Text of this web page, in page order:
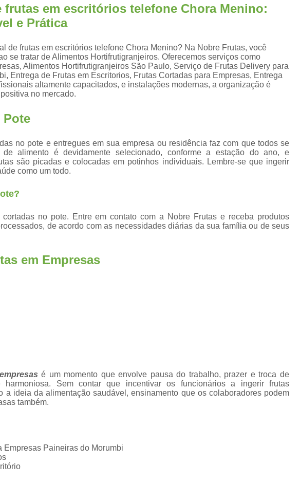
Kit lanche
Saladas de
frutas para
empresas
Entrega de Frutas Processadas
Entrega de Frutas
Entrega de Frutas
Entrega Diária de
Entrega Semanal de
Fornecimento de
Fornecimento de
Fornecimento Semanal
Frutas Frescas para Empresas Santos
Serviço de Frutas para Empresas
Entrega de Fruta para Escritório
Frutas Higienizadas Dentro do
Frutas Higienizadas no Pote
frutas em escritórios telefone Chora Menino:
e Prática
de frutas em escritórios telefone Chora Menino? Na Nobre Frutas, você
se tratar de Alimentos Hortifrutigranjeiros. Oferecemos serviços como
Alimentos Hortifrutigranjeiros São Paulo, Serviço de Frutas Delivery para
Entrega de Frutas em Escritorios, Frutas Cortadas para Empresas, Entrega
altamente capacitados, e instalações modernas, a organização é
no mercado.
Pote
no pote e entregues em sua empresa ou residência faz com que todos se
alimento é devidamente selecionado, conforme a estação do ano, e
são picadas e colocadas em potinhos individuais. Lembre-se que ingerir
como um todo.
no pote. Entre em contato com a Nobre Frutas e receba produtos
de acordo com as necessidades diárias da sua família ou de seus
em Empresas
é um momento que envolve pausa do trabalho, prazer e troca de
Sem contar que incentivar os funcionários a ingerir frutas
a ideia da alimentação saudável, ensinamento que os colaboradores podem
também.
Empresas Paineiras do Morumbi